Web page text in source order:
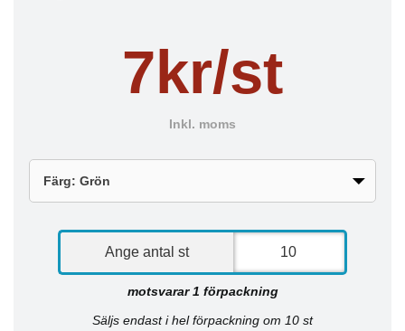
7kr/st
Inkl. moms
Ange antal st
motsvarar 1 förpackning
Säljs endast i hel förpackning om 10 st